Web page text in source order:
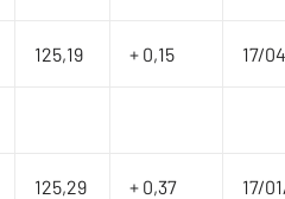
​125,19 ​+ 0,15 ​​17/
125,29 + 0,37 ​17/